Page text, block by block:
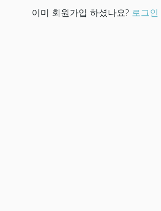
이미 회원가입 하셨나요? 로그인